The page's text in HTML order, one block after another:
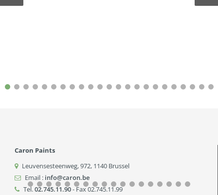
Caron Paints
Leuvensesteenweg, 972, 1140 Brussel
Email : info@caron.be
Tel.02.745.11.90- Fax 02.745.11.99